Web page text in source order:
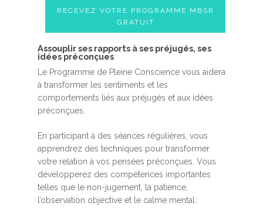
RECEVEZ VOTRE PROGRAMME MBSR
GRATUIT
Assouplir ses rapports à ses préjugés, ses
idées préconçues
Le Programme de Pleine Conscience vous aidera
à transformer les sentiments et les
comportements liés aux préjugés et aux idées
préconçues.
En participant à des séances régulières, vous
apprendrez des techniques pour transformer
votre relation à vos pensées préconçues. Vous
développerez des compétences importantes
telles que le non-jugement, la patience,
l’observation objective et le calme mental.